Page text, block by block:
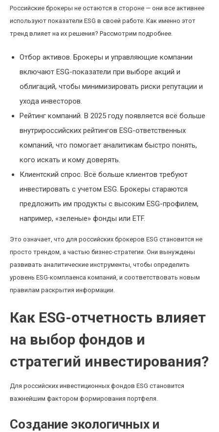
Российские брокеры не остаются в стороне — они все активнее
используют показатели ESG в своей работе. Как именно этот
тренд влияет на их решения? Рассмотрим подробнее.
Отбор активов. Брокеры и управляющие компании
включают ESG-показатели при выборе акций и
облигаций, чтобы минимизировать риски репутации и
ухода инвесторов.
Рейтинг компаний. В 2025 году появляется всё больше
внутрироссийских рейтингов ESG-ответственных
компаний, что помогает аналитикам быстро понять,
кого искать и кому доверять.
Клиентский спрос. Всё больше клиентов требуют
инвестировать с учетом ESG. Брокеры стараются
предложить им продукты с высоким ESG-профилем,
например, «зеленые» фонды или ETF.
Это означает, что для российских брокеров ESG становится не
просто трендом, а частью бизнес-стратегии. Они вынуждены
развивать аналитические инструменты, чтобы определить
уровень ESG-комплаенса компаний, и соответствовать новым
правилам раскрытия информации.
Как ESG-отчетность влияет
на выбор фондов и
стратегий инвестирования?
Для российских инвестиционных фондов ESG становится
важнейшим фактором формирования портфеля.
Создание экологичных и